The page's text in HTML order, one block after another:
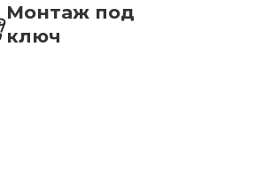
Монтаж под
ключ